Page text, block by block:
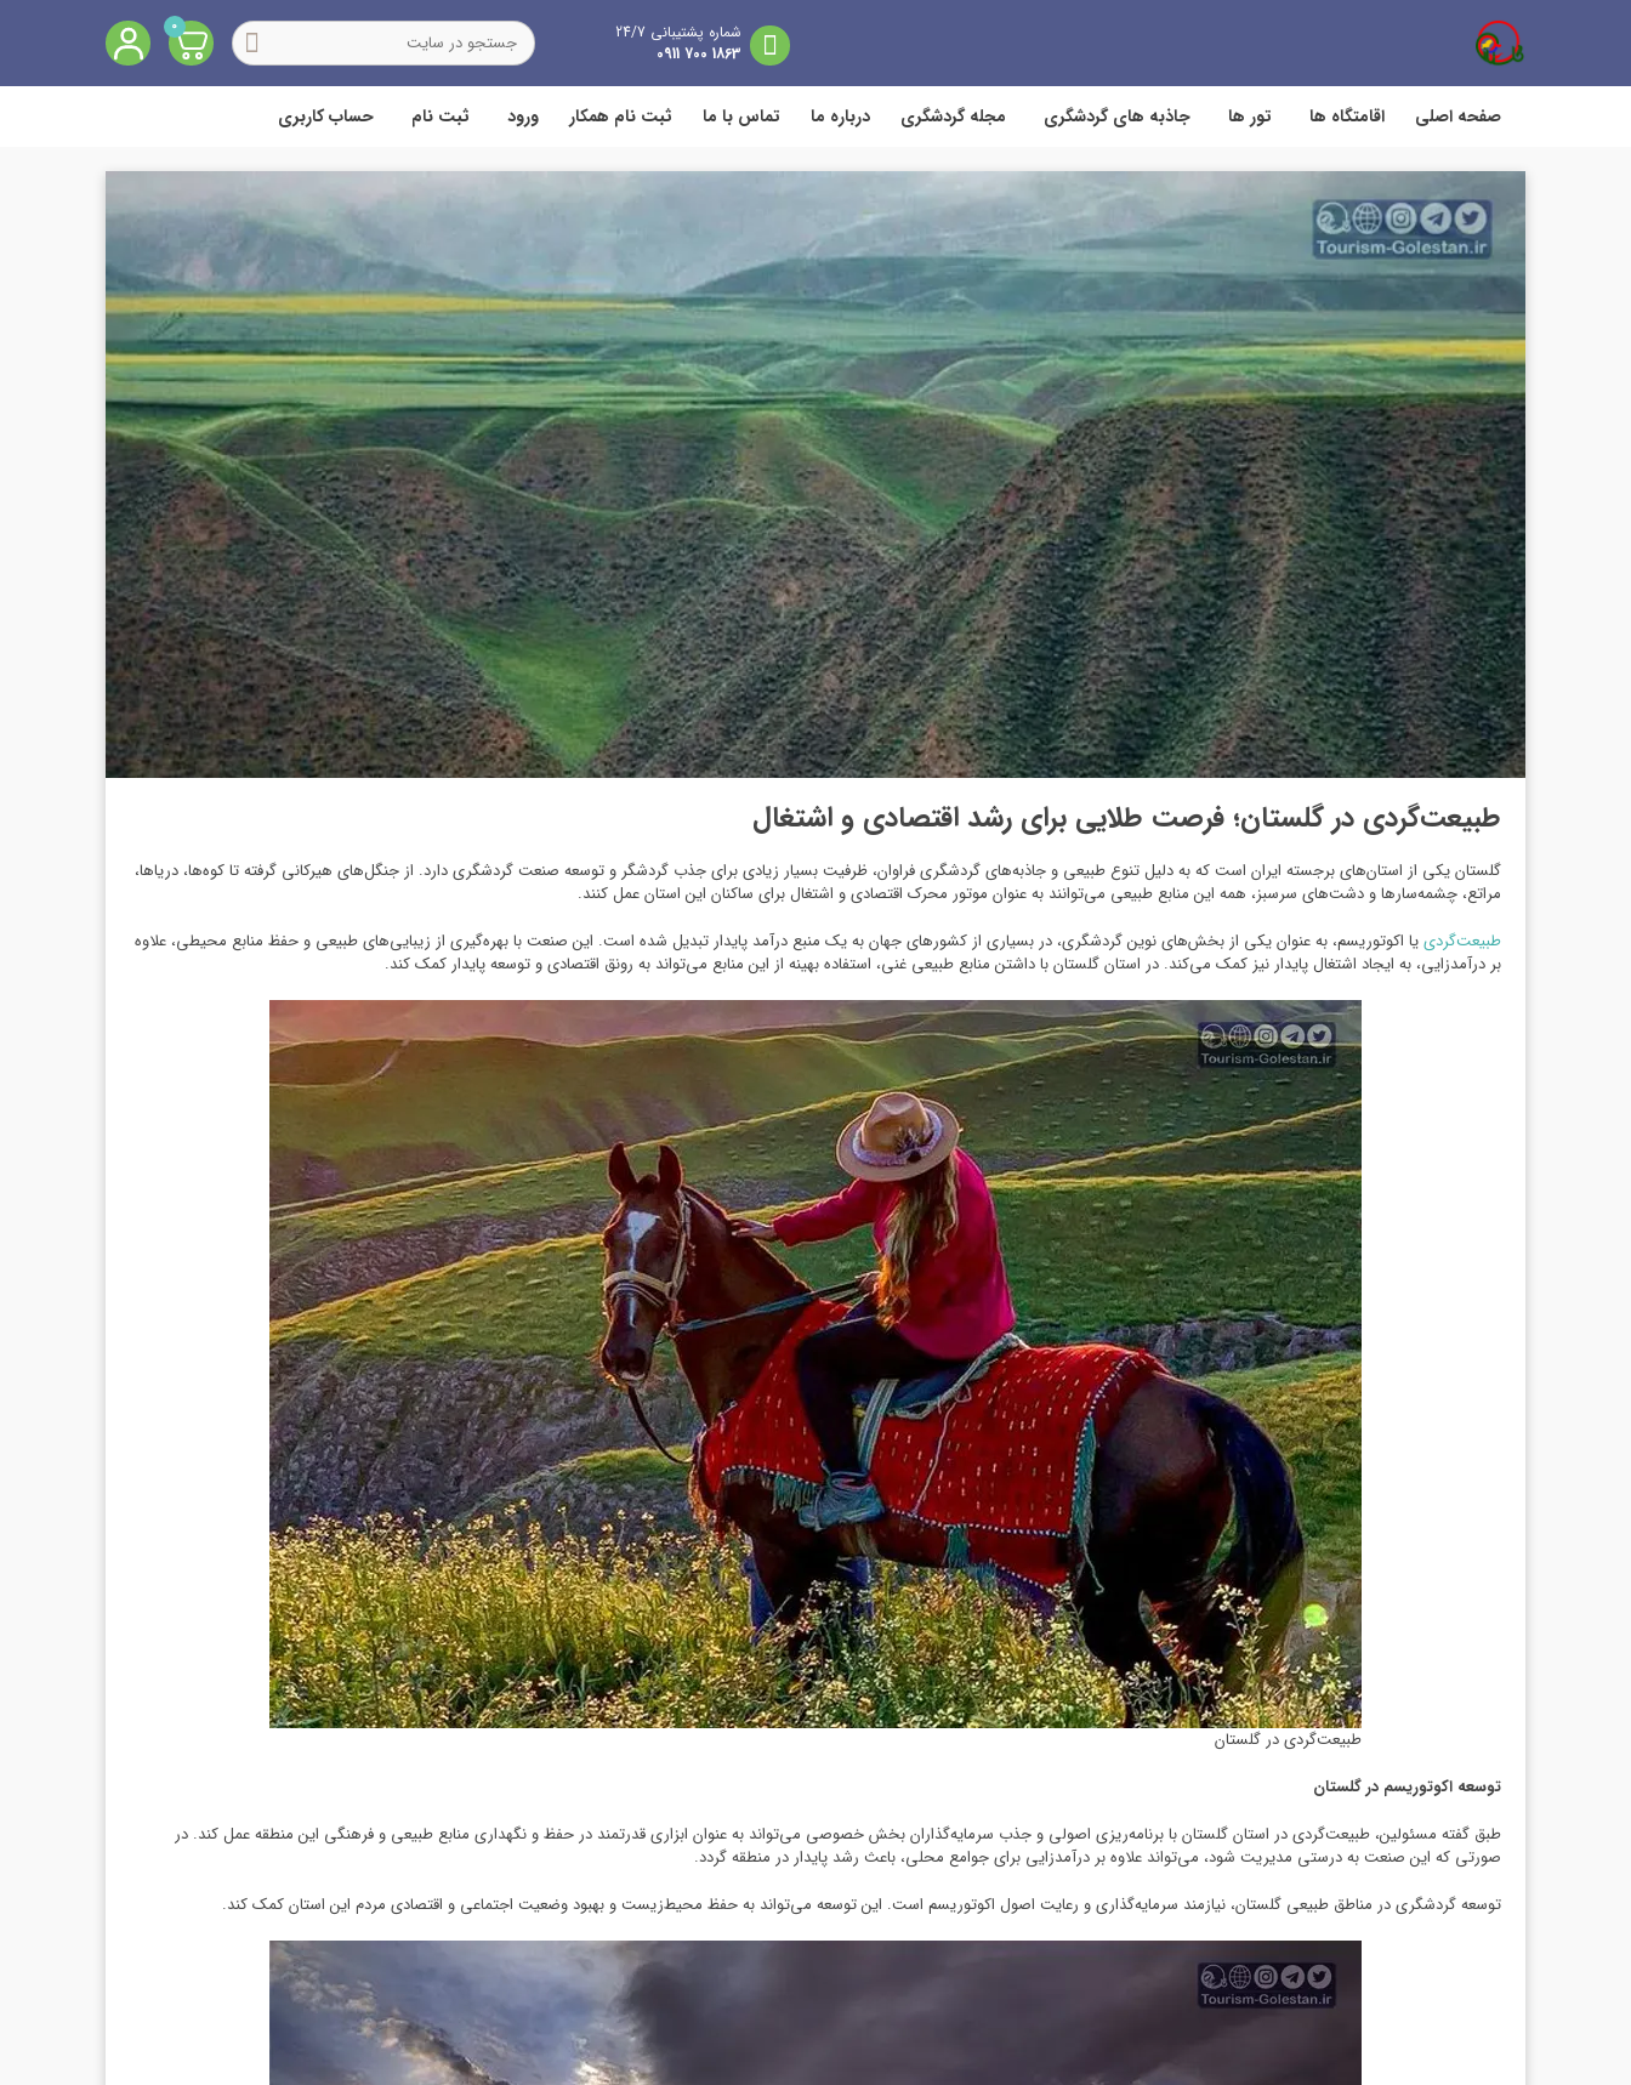
شماره پشتیبانی 24/7
1863 700 0911
0
صفحه اصلی اقامتگاه ها تور ها جاذبه های گردشگری مجله گردشگری درباره ما تماس با ما ثبت نام همکار ورود ثبت نام حساب کاربری
طبیعت‌گردی در گلستان؛ فرصت طلایی برای رشد اقتصادی و اشتغال
گلستان یکی از استان‌های برجسته ایران است که به دلیل تنوع طبیعی و جاذبه‌های گردشگری فراوان، ظرفیت بسیار زیادی برای جذب گردشگر و توسعه صنعت گردشگری دارد. از جنگل‌های هیرکانی گرفته تا کوه‌ها، دریاها،
مراتع، چشمه‌سارها و دشت‌های سرسبز، همه این منابع طبیعی می‌توانند به عنوان موتور محرک اقتصادی و اشتغال برای ساکنان این استان عمل کنند.
طبیعت‌گردییا اکوتوریسم، به عنوان یکی از بخش‌های نوین گردشگری، در بسیاری از کشورهای جهان به یک منبع درآمد پایدار تبدیل شده است. این صنعت با بهره‌گیری از زیبایی‌های طبیعی و حفظ منابع محیطی، علاوه
بر درآمدزایی، به ایجاد اشتغال پایدار نیز کمک می‌کند. در استان گلستان با داشتن منابع طبیعی غنی، استفاده بهینه از این منابع می‌تواند به رونق اقتصادی و توسعه پایدار کمک کند.
طبیعت‌گردی در گلستان
توسعه اکوتوریسم در گلستان
طبق گفته مسئولین، طبیعت‌گردی در استان گلستان با برنامه‌ریزی اصولی و جذب سرمایه‌گذاران بخش خصوصی می‌تواند به عنوان ابزاری قدرتمند در حفظ و نگهداری منابع طبیعی و فرهنگی این منطقه عمل کند. در
صورتی که این صنعت به درستی مدیریت شود، می‌تواند علاوه بر درآمدزایی برای جوامع محلی، باعث رشد پایدار در منطقه گردد.
توسعه گردشگری در مناطق طبیعی گلستان، نیازمند سرمایه‌گذاری و رعایت اصول اکوتوریسم است. این توسعه می‌تواند به حفظ محیط‌زیست و بهبود وضعیت اجتماعی و اقتصادی مردم این استان کمک کند.